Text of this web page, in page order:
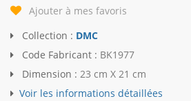
Ajouter à mes favoris
Collection : DMC
Code Fabricant : BK1977
Dimension : 23 cm X 21 cm
Voir les informations détaillées